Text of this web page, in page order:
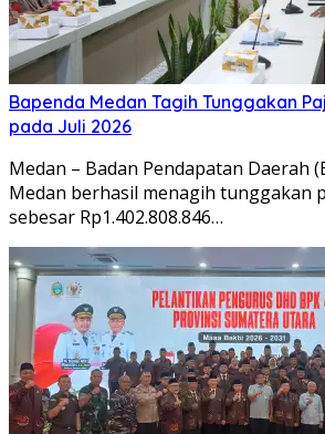
Bapenda Medan Tagih Tunggakan
pada Juli 2026
Medan – Badan Pendapatan Daerah
Medan berhasil menagih tunggakan
sebesar Rp1.402.808.846…